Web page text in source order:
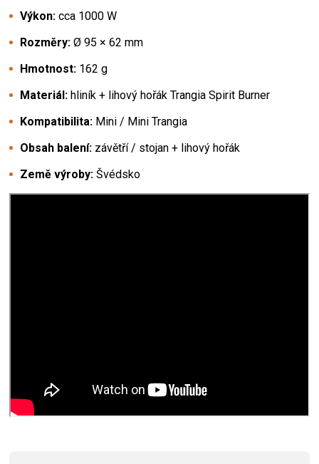
Výkon: cca 1000 W
Rozměry: Ø 95 × 62 mm
Hmotnost: 162 g
Materiál: hliník + lihový hořák Trangia Spirit Burner
Kompatibilita: Mini / Mini Trangia
Obsah balení: závětří / stojan + lihový hořák
Země výroby: Švédsko